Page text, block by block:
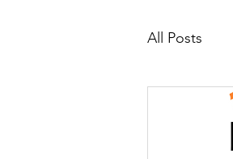
All Posts